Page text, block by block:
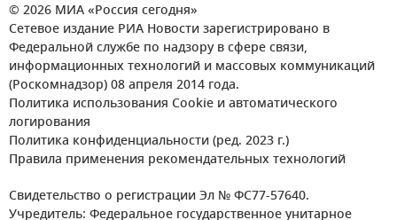
© 2026 МИА «Россия сегодня»
Сетевое издание РИА Новости зарегистрировано в
Федеральной службе по надзору в сфере связи,
информационных технологий и массовых коммуникаций
(Роскомнадзор) 08 апреля 2014 года.
Политика использования Cookie и автоматического
логирования
Политика конфиденциальности (ред. 2023 г.)
Правила применения рекомендательных технологий
Свидетельство о регистрации Эл № ФС77-57640.
Учредитель: Федеральное государственное унитарное